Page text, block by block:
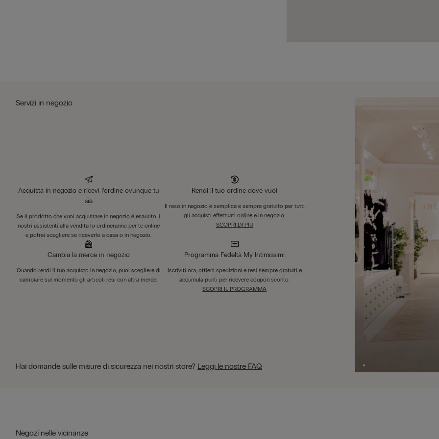
Servizi in negozio
Acquista in negozio e ricevi l’ordine ovunque tu
sia
Se il prodotto che vuoi acquistare in negozio è esaurito, i
nostri assistenti alla vendita lo ordineranno per te online
e potrai scegliere se riceverlo a casa o in negozio.
Rendi il tuo ordine dove vuoi
Il reso in negozio è semplice e sempre gratuito per tutti
gli acquisti effettuati online e in negozio.
SCOPRI DI PIÙ
Cambia la merce in negozio
Quando rendi il tuo acquisto in negozio, puoi scegliere di
cambiare sul momento gli articoli resi con altra merce.
Programma Fedeltà My Intimissimi
Iscriviti ora, ottieni spedizioni e resi sempre gratuiti e
accumula punti per ricevere coupon sconto.
SCOPRI IL PROGRAMMA
Hai domande sulle misure di sicurezza nei nostri store? Leggi le nostre FAQ
Negozi nelle vicinanze